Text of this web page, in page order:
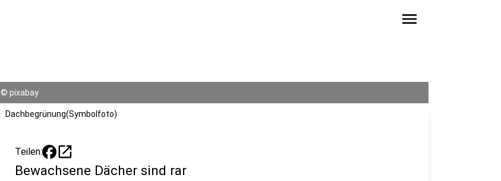
menu
© pixabay
Dachbegrünung(Symbolfoto)
Teilen: open_in_new
Bewachsene Dächer sind rar